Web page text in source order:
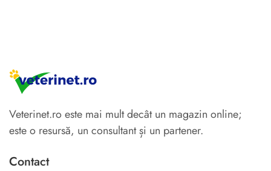
Veterinet.ro este mai mult decât un magazin online;
este o resursă, un consultant și un partener.
Contact